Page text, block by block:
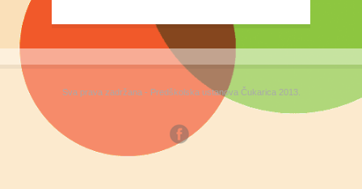
Sva prava zadržana - Predškolska ustanova Čukarica 2013.